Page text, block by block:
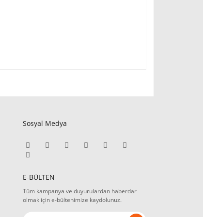
Sosyal Medya
E-BÜLTEN
Tüm kampanya ve duyurulardan haberdar
olmak için e-bültenimize kaydolunuz.